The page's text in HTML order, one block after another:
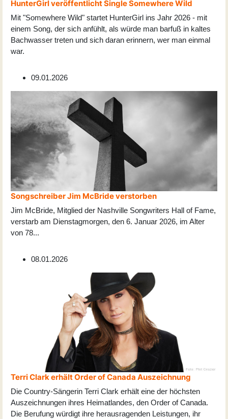
HunterGirl veröffentlicht Single Somewhere Wild
Mit "Somewhere Wild" startet HunterGirl ins Jahr 2026 - mit
einem Song, der sich anfühlt, als würde man barfuß in kaltes
Bachwasser treten und sich daran erinnern, wer man einmal
war.
09.01.2026
Songschreiber Jim McBride verstorben
Jim McBride, Mitglied der Nashville Songwriters Hall of Fame,
verstarb am Dienstagmorgen, den 6. Januar 2026, im Alter
von 78...
08.01.2026
Terri Clark erhält Order of Canada Auszeichnung
Die Country-Sängerin Terri Clark erhält eine der höchsten
Auszeichnungen ihres Heimatlandes, den Order of Canada.
Die Berufung würdigt ihre herausragenden Leistungen, ihr